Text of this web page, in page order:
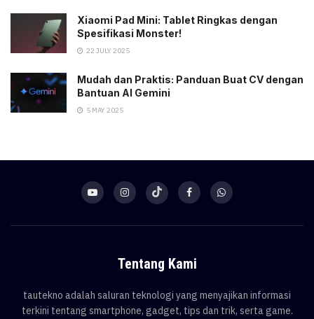
Xiaomi Pad Mini: Tablet Ringkas dengan
Spesifikasi Monster!
22 JULY 2025
Mudah dan Praktis: Panduan Buat CV dengan
Bantuan AI Gemini
5 MAY 2025
Tentang Kami
tautekno adalah saluran teknologi yang menyajikan informasi
terkini tentang smartphone, gadget, tips dan trik, serta game.